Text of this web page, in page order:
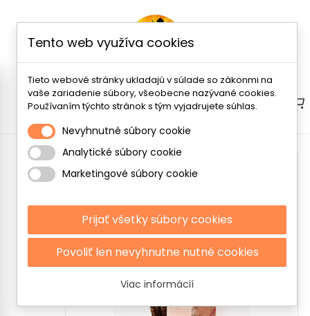
Menu
Tento web využíva cookies
Tieto webové stránky ukladajú v súlade so zákonmi na
vaše zariadenie súbory, všeobecne nazývané cookies.
Používaním týchto stránok s tým vyjadrujete súhlas.
Nevyhnutné súbory cookie
Analytické súbory cookie
Marketingové súbory cookie
Prijať všetky súbory cookies
Povoliť len nevyhnutne nutné cookies
Viac informácií